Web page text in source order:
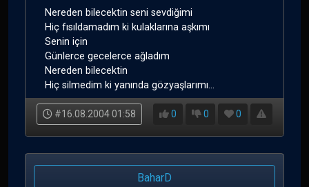
Nereden bilecektin seni sevdiğimi
Hiç fısıldamadım ki kulaklarına aşkımı
Senin için
Günlerce gecelerce ağladım
Nereden bilecektin
Hiç silmedim ki yanında gözyaşlarımı...
#16.08.2004 01:58 0 0 0
BaharD